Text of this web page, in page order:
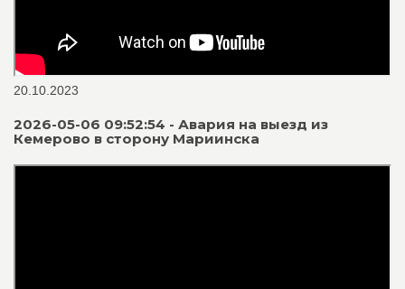
20.10.2023
2026-05-06 09:52:54 - Авария на выезд из
Кемерово в сторону Мариинска